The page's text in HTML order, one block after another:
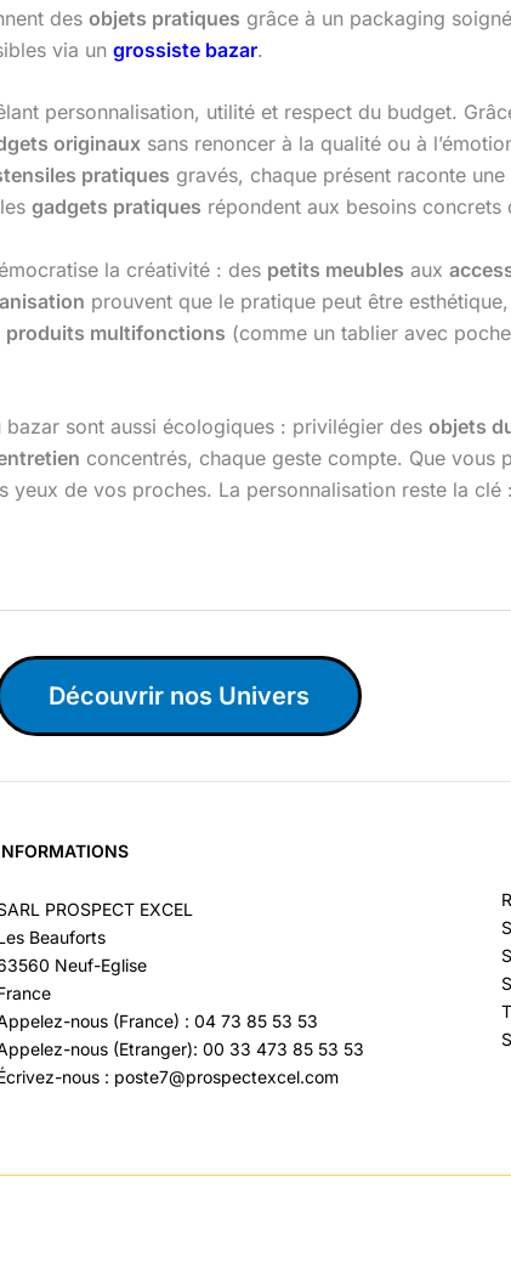
des objets pratiques grâce à un packaging
via un grossiste bazar.
personnalisation, utilité et respect du budget.
originaux sans renoncer à la qualité ou à
pratiques gravés, chaque présent raconte
gadgets pratiques répondent aux besoins concrets
la créativité : des petits meubles aux
prouvent que le pratique peut être
produits multifonctions (comme un tablier avec
bazar sont aussi écologiques : privilégier des objets
concentrés, chaque geste compte. Que vous
yeux de vos proches. La personnalisation reste la clé
Découvrir nos Univers
PROSPECT EXCEL
Beauforts
Neuf-Eglise
nous (France) : 04 73 85 53 53
nous (Etranger): 00 33 473 85 53 53
nous : poste7@prospectexcel.com